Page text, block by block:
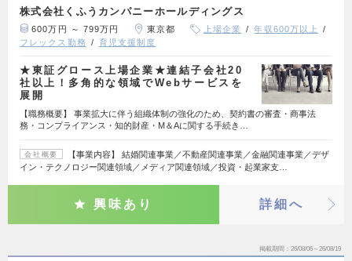
株式会社くふうカンパニーホールディングス
600万円 ～ 799万円 東京都 上場企業
年収600万以上
フレックス勤務
育児支援制度
★東証グロース上場企業★連結子会社20
社以上！多角的な領域でWebサービスを
展開
【職務概要】 事業拡大に伴う組織体制の強化のため、契約書の審査・商事法
務・コンプライアンス・知的財産・M＆Aに関する手続き…
会社概要
【事業内容】 結婚関連事業／不動産関連事業／金融関連事業／デザ
イン・テクノロジー関連領域／メディア関連領域／投資・起業家支…
興味あり 詳細へ
掲載期間 26/08/06～26/08/19